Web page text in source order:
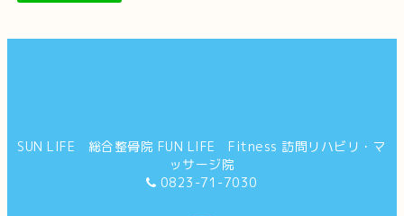
SUN LIFE 総合整骨院 FUN LIFE Fitness 訪問リハビリ・マ
ッサージ院
0823-71-7030